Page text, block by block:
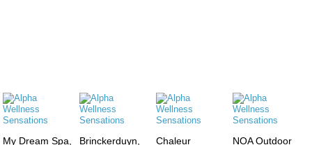
My Dream Spa,
Brinckerduyn,
Chaleur
NOA Outdoor